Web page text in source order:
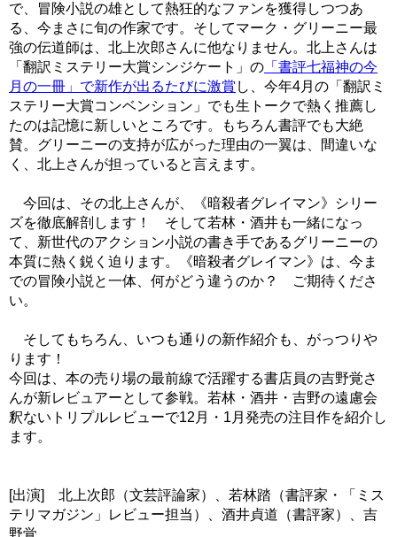
で、冒険小説の雄として熱狂的なファンを獲得しつつあ
る、今まさに旬の作家です。そしてマーク・グリーニー最
強の伝道師は、北上次郎さんに他なりません。北上さんは
「翻訳ミステリー大賞シンジケート」の 「書評七福神の今
月の一冊」で新作が出るたびに激賞 し、今年4月の「翻訳ミ
ステリー大賞コンベンション」でも生トークで熱く推薦し
たのは記憶に新しいところです。もちろん書評でも大絶
賛。グリーニーの支持が広がった理由の一翼は、間違いな
く、北上さんが担っていると言えます。
今回は、その北上さんが、《暗殺者グレイマン》シリー
ズを徹底解剖します！ そして若林・酒井も一緒になっ
て、新世代のアクション小説の書き手であるグリーニーの
本質に熱く鋭く迫ります。《暗殺者グレイマン》は、今ま
での冒険小説と一体、何がどう違うのか？ ご期待くださ
い。
そしてもちろん、いつも通りの新作紹介も、がっつりや
ります！
今回は、本の売り場の最前線で活躍する書店員の吉野覚さ
んが新レビュアーとして参戦。若林・酒井・吉野の遠慮会
釈ないトリプルレビューで12月・1月発売の注目作を紹介し
ます。
[出演] 北上次郎（文芸評論家）、若林踏（書評家・「ミス
テリマガジン」レビュー担当）、酒井貞道（書評家）、吉
野覚